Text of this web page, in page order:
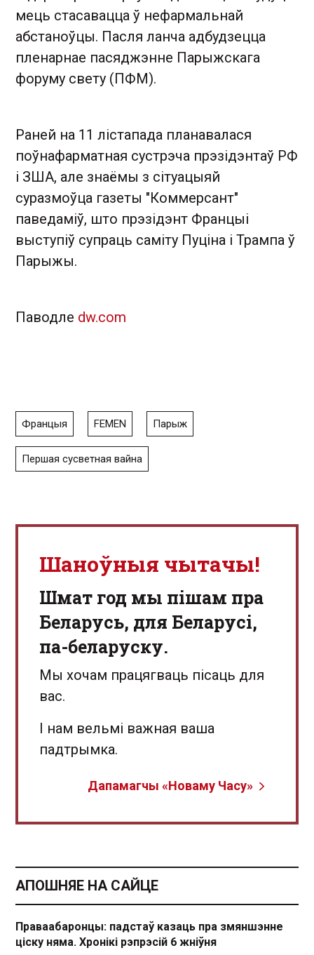
мець стасавацца ў нефармальнай
абстаноўцы. Пасля ланча адбудзецца
пленарнае пасяджэнне Парыжскага
форуму свету (ПФМ).
Раней на 11 лістапада планавалася
поўнафарматная сустрэча прэзідэнтаў РФ
і ЗША, але знаёмы з сітуацыяй
суразмоўца газеты "Коммерсант"
паведаміў, што прэзідэнт Францыі
выступіў супраць саміту Пуціна і Трампа ў
Парыжы.
Паводле dw.com
Францыя FEMEN Парыж
Першая сусветная вайна
Шаноўныя чытачы!
Шмат год мы пішам пра
Беларусь, для Беларусі,
па-беларуску.
Мы хочам працягваць пісаць для
вас.
І нам вельмі важная ваша
падтрымка.
Дапамагчы «Новаму Часу»
АПОШНЯЕ НА САЙЦЕ
Праваабаронцы: падстаў казаць пра змяншэнне
ціску няма. Хронікі рэпрэсій 6 жніўня